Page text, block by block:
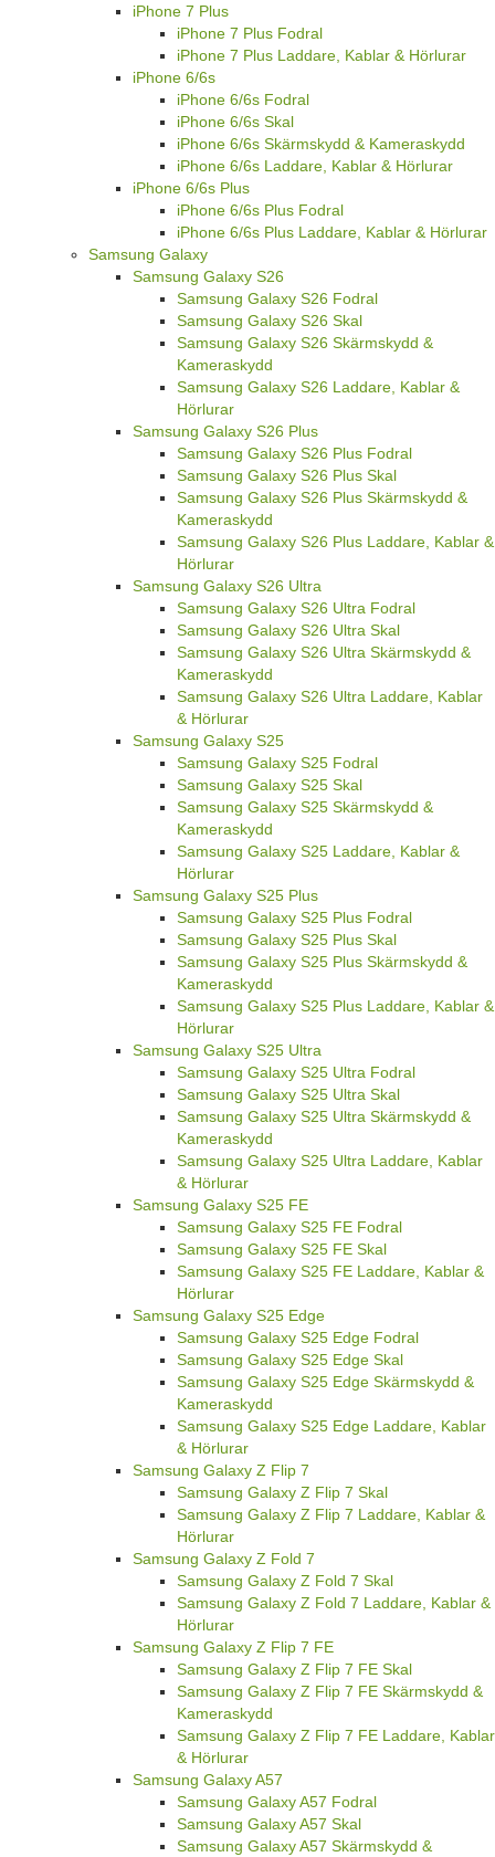
iPhone 7 Plus
iPhone 7 Plus Fodral
iPhone 7 Plus Laddare, Kablar & Hörlurar
iPhone 6/6s
iPhone 6/6s Fodral
iPhone 6/6s Skal
iPhone 6/6s Skärmskydd & Kameraskydd
iPhone 6/6s Laddare, Kablar & Hörlurar
iPhone 6/6s Plus
iPhone 6/6s Plus Fodral
iPhone 6/6s Plus Laddare, Kablar & Hörlurar
Samsung Galaxy
Samsung Galaxy S26
Samsung Galaxy S26 Fodral
Samsung Galaxy S26 Skal
Samsung Galaxy S26 Skärmskydd &
Kameraskydd
Samsung Galaxy S26 Laddare, Kablar &
Hörlurar
Samsung Galaxy S26 Plus
Samsung Galaxy S26 Plus Fodral
Samsung Galaxy S26 Plus Skal
Samsung Galaxy S26 Plus Skärmskydd &
Kameraskydd
Samsung Galaxy S26 Plus Laddare, Kablar &
Hörlurar
Samsung Galaxy S26 Ultra
Samsung Galaxy S26 Ultra Fodral
Samsung Galaxy S26 Ultra Skal
Samsung Galaxy S26 Ultra Skärmskydd &
Kameraskydd
Samsung Galaxy S26 Ultra Laddare, Kablar
& Hörlurar
Samsung Galaxy S25
Samsung Galaxy S25 Fodral
Samsung Galaxy S25 Skal
Samsung Galaxy S25 Skärmskydd &
Kameraskydd
Samsung Galaxy S25 Laddare, Kablar &
Hörlurar
Samsung Galaxy S25 Plus
Samsung Galaxy S25 Plus Fodral
Samsung Galaxy S25 Plus Skal
Samsung Galaxy S25 Plus Skärmskydd &
Kameraskydd
Samsung Galaxy S25 Plus Laddare, Kablar &
Hörlurar
Samsung Galaxy S25 Ultra
Samsung Galaxy S25 Ultra Fodral
Samsung Galaxy S25 Ultra Skal
Samsung Galaxy S25 Ultra Skärmskydd &
Kameraskydd
Samsung Galaxy S25 Ultra Laddare, Kablar
& Hörlurar
Samsung Galaxy S25 FE
Samsung Galaxy S25 FE Fodral
Samsung Galaxy S25 FE Skal
Samsung Galaxy S25 FE Laddare, Kablar &
Hörlurar
Samsung Galaxy S25 Edge
Samsung Galaxy S25 Edge Fodral
Samsung Galaxy S25 Edge Skal
Samsung Galaxy S25 Edge Skärmskydd &
Kameraskydd
Samsung Galaxy S25 Edge Laddare, Kablar
& Hörlurar
Samsung Galaxy Z Flip 7
Samsung Galaxy Z Flip 7 Skal
Samsung Galaxy Z Flip 7 Laddare, Kablar &
Hörlurar
Samsung Galaxy Z Fold 7
Samsung Galaxy Z Fold 7 Skal
Samsung Galaxy Z Fold 7 Laddare, Kablar &
Hörlurar
Samsung Galaxy Z Flip 7 FE
Samsung Galaxy Z Flip 7 FE Skal
Samsung Galaxy Z Flip 7 FE Skärmskydd &
Kameraskydd
Samsung Galaxy Z Flip 7 FE Laddare, Kablar
& Hörlurar
Samsung Galaxy A57
Samsung Galaxy A57 Fodral
Samsung Galaxy A57 Skal
Samsung Galaxy A57 Skärmskydd &